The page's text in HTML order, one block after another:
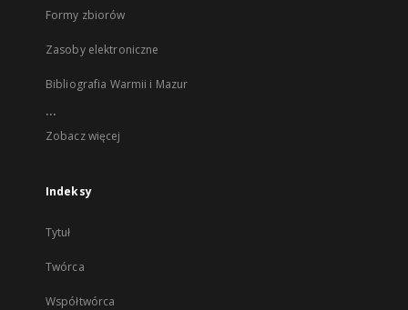
Formy zbiorów
Zasoby elektroniczne
Bibliografia Warmii i Mazur
...
Zobacz więcej
Indeksy
Tytuł
Twórca
Współtwórca